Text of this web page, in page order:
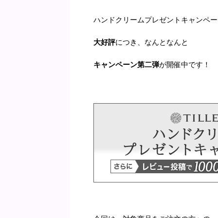
ハンドクリームプレゼントキャンペ
大好評につき、なんとなんと
キャンペーン第二弾が開催中です！